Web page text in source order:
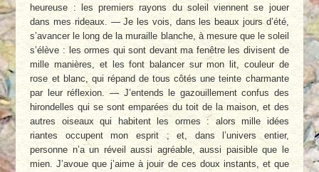
heureuse : les premiers rayons du soleil viennent se jouer
dans mes rideaux. — Je les vois, dans les beaux jours d’été,
s’avancer le long de la muraille blanche, à mesure que le soleil
s’élève : les ormes qui sont devant ma fenêtre les divisent de
mille manières, et les font balancer sur mon lit, couleur de
rose et blanc, qui répand de tous côtés une teinte charmante
par leur réflexion. — J’entends le gazouillement confus des
hirondelles qui se sont emparées du toit de la maison, et des
autres oiseaux qui habitent les ormes : alors mille idées
riantes occupent mon esprit ; et, dans l’univers entier,
personne n’a un réveil aussi agréable, aussi paisible que le
mien. J’avoue que j’aime à jouir de ces doux instants, et que